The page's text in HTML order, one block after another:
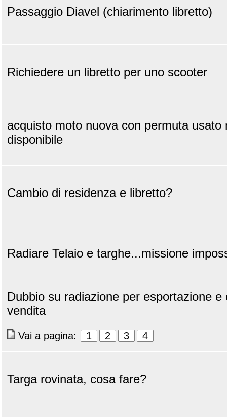
Passaggio Diavel (chiarimento libretto)
Richiedere un libretto per uno scooter
acquisto moto nuova con permuta usato
disponibile
Cambio di residenza e libretto?
Radiare Telaio e targhe...missione
Dubbio su radiazione per esportazione e
vendita
Vai a pagina: 1 2 3 4
Targa rovinata, cosa fare?